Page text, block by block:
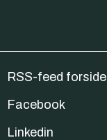
RSS-feed forside
Facebook
Linkedin